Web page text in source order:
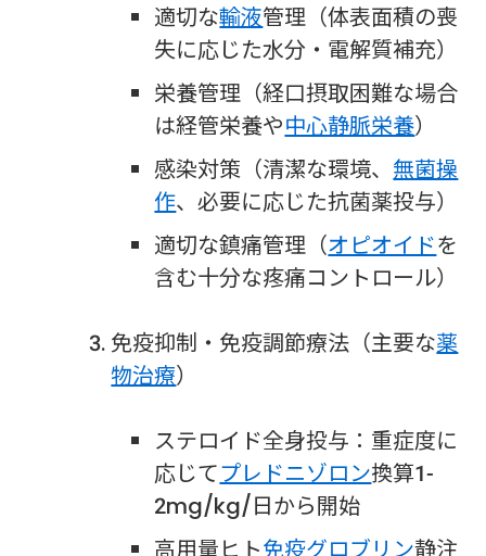
適切な輸液管理（体表面積の喪
失に応じた水分・電解質補充）
栄養管理（経口摂取困難な場合
は経管栄養や中心静脈栄養）
感染対策（清潔な環境、 無菌操
作、必要に応じた抗菌薬投与）
適切な鎮痛管理（オピオイドを
含む十分な疼痛コントロール）
免疫抑制・免疫調節療法（主要な薬
物治療）
ステロイド全身投与：重症度に
応じてプレドニゾロン換算1-
2mg/kg/日から開始
高用量ヒト免疫グロブリン静注